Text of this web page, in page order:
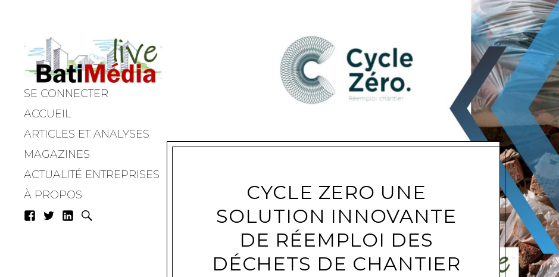
Batimedialive
SE CONNECTER
ACCUEIL
ARTICLES ET ANALYSES
MAGAZINES
ACTUALITÉ ENTREPRISES
À PROPOS
CYCLE ZERO UNE
SOLUTION INNOVANTE
DE RÉEMPLOI DES
DÉCHETS DE CHANTIER